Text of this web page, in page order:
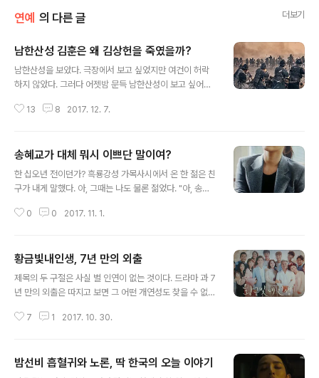
연예 의 다른 글 더보기
남한산성 김훈은 왜 김상헌을 죽였을까?
남한산성을 보았다. 극장에서 보고 싶었지만 여건이 허락
하지 않았다. 그러다 어젯밤 문득 남한산성이 보고 싶어졌
성을 나는 아직 보지 못했다. 김훈의 수려한 문장도 봐야겠
았다. 하얗게 눈과 얼음으로 뒤덮인 화면이 아름다웠다. 그
곳에서 길잡이 노인이 김상헌의 칼을 받고 죽는 것이 시작
이었다. 노인의 죽음은 고요했다. 하늘과 땅과 계곡이 하나
‘스러졌다.’ 비정한 칼이었다. 노인은 어린 손녀를 돌봐야
13 8 2017. 12. 7.
송혜교가 대체 뭐시 이쁘단 말이여?
한 십오년 전이던가? 흑룡강성 가목사시에서 온 한 젊은 친
구가 내게 말했다. 아, 그때는 나도 물론 젊었다. "아, 송혜
그 젊은 친구는 비엠더블유를 꼭 베엠베라고 불러 나를 불
때 장난처럼 "한국과 중국 중 어디를 응원하겠냐"고 물으면
"한국 30프로, 중국 70프로 응원하겠습네다" 하던 친구였
다. 말하자면 중국인으로서의 자긍심이 상당한 친구였던
교는 그에게 있어 국적을 초월한 신앙이었다. 그런 송혜교
0 0 2017. 11. 1.
황금빛내인생, 7년 만의 외출
제목의 두 구절은 사실 별 인연이 없는 것이다. 드라마 과 7
년 만의 외출은 따지고 보면 그 어떤 개연성도 찾을 수 없
는 것이 아니어서 깊은 관련이 있다. 오늘 이라는 드라마를
많은 사람들은 아직도 드라마 평을 주로 쓰는 파비의 칼라
7 1 2017. 10. 30.
밤선비 흡혈귀와 노론, 딱 한국의 오늘 이야기